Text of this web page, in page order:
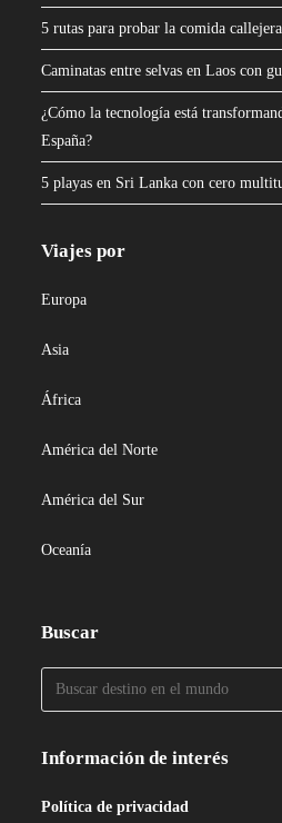
5 rutas para probar la comida
Caminatas entre selvas en Laos con
¿Cómo la tecnología está
España?
5 playas en Sri Lanka con cero
Viajes por
Europa
Asia
África
América del Norte
América del Sur
Oceanía
Buscar
Información de interés
Política de privacidad